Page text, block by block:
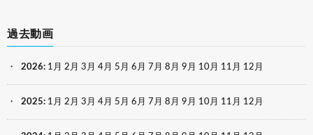
過去動画
2026: 1月 2月 3月 4月 5月 6月 7月 8月 9月 10月 11月 12月
2025: 1月 2月 3月 4月 5月 6月 7月 8月 9月 10月 11月 12月